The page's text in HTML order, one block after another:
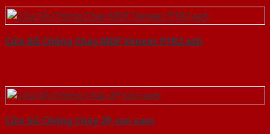
Cửa Gỗ Chống Cháy MDF Veneer P1R2 ash
Cửa Gỗ Chống Cháy 2P son xam